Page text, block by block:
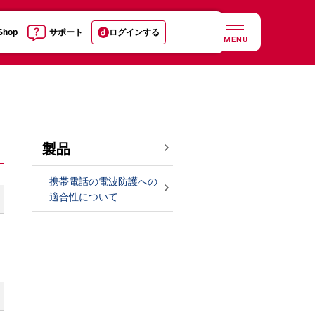
サポート ログインする
MENU
製品
携帯電話の電波防護への
適合性について